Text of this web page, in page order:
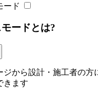
ード
ードとは?
ジから設計・施工者の方
きます